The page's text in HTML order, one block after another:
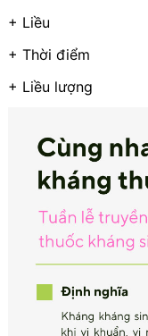
+ Liều
+ Thời điểm
+ Liều lượng